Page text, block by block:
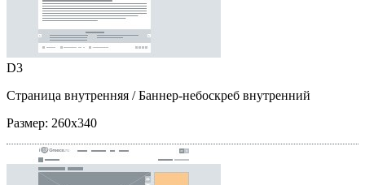
D3
Страница внутренняя / Баннер-небоскреб внутренний
Размер: 260x340